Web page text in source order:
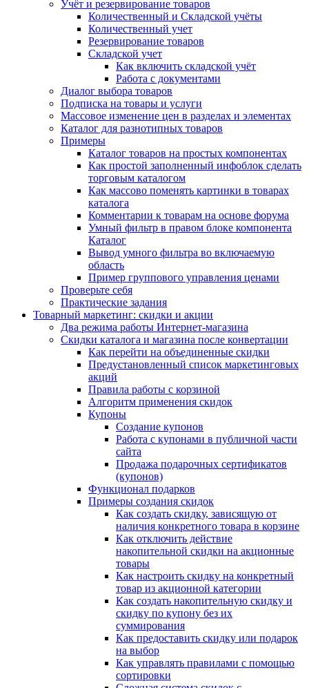
Учёт и резервирование товаров
Количественный и Складской учёты
Количественный учет
Резервирование товаров
Складской учет
Как включить складской учёт
Работа с документами
Диалог выбора товаров
Подписка на товары и услуги
Массовое изменение цен в разделах и элементах
Каталог для разнотипных товаров
Примеры
Каталог товаров на простых компонентах
Как простой заполненный инфоблок сделать
торговым каталогом
Как массово поменять картинки в товарах
каталога
Комментарии к товарам на основе форума
Умный фильтр в правом блоке компонента
Каталог
Вывод умного фильтра во включаемую
область
Пример группового управления ценами
Проверьте себя
Практические задания
Товарный маркетинг: скидки и акции
Два режима работы Интернет-магазина
Скидки каталога и магазина после конвертации
Как перейти на объединенные скидки
Предустановленный список маркетинговых
акций
Правила работы с корзиной
Алгоритм применения скидок
Купоны
Создание купонов
Работа с купонами в публичной части
сайта
Продажа подарочных сертификатов
(купонов)
Функционал подарков
Примеры создания скидок
Как создать скидку, зависящую от
наличия конкретного товара в корзине
Как отключить действие
накопительной скидки на акционные
товары
Как настроить скидку на конкретный
товар из акционной категории
Как создать накопительную скидку и
скидку по купону без их
суммирования
Как предоставить скидку или подарок
на выбор
Как управлять правилами с помощью
сортировки